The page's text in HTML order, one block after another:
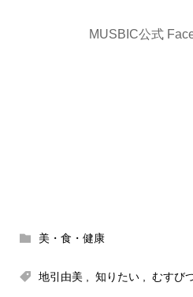
MUSBIC公式
美・食・健康
地引由美 知りたい むすび